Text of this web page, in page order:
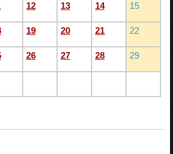
12 13 14 15
19 20 21 22
26 27 28 29